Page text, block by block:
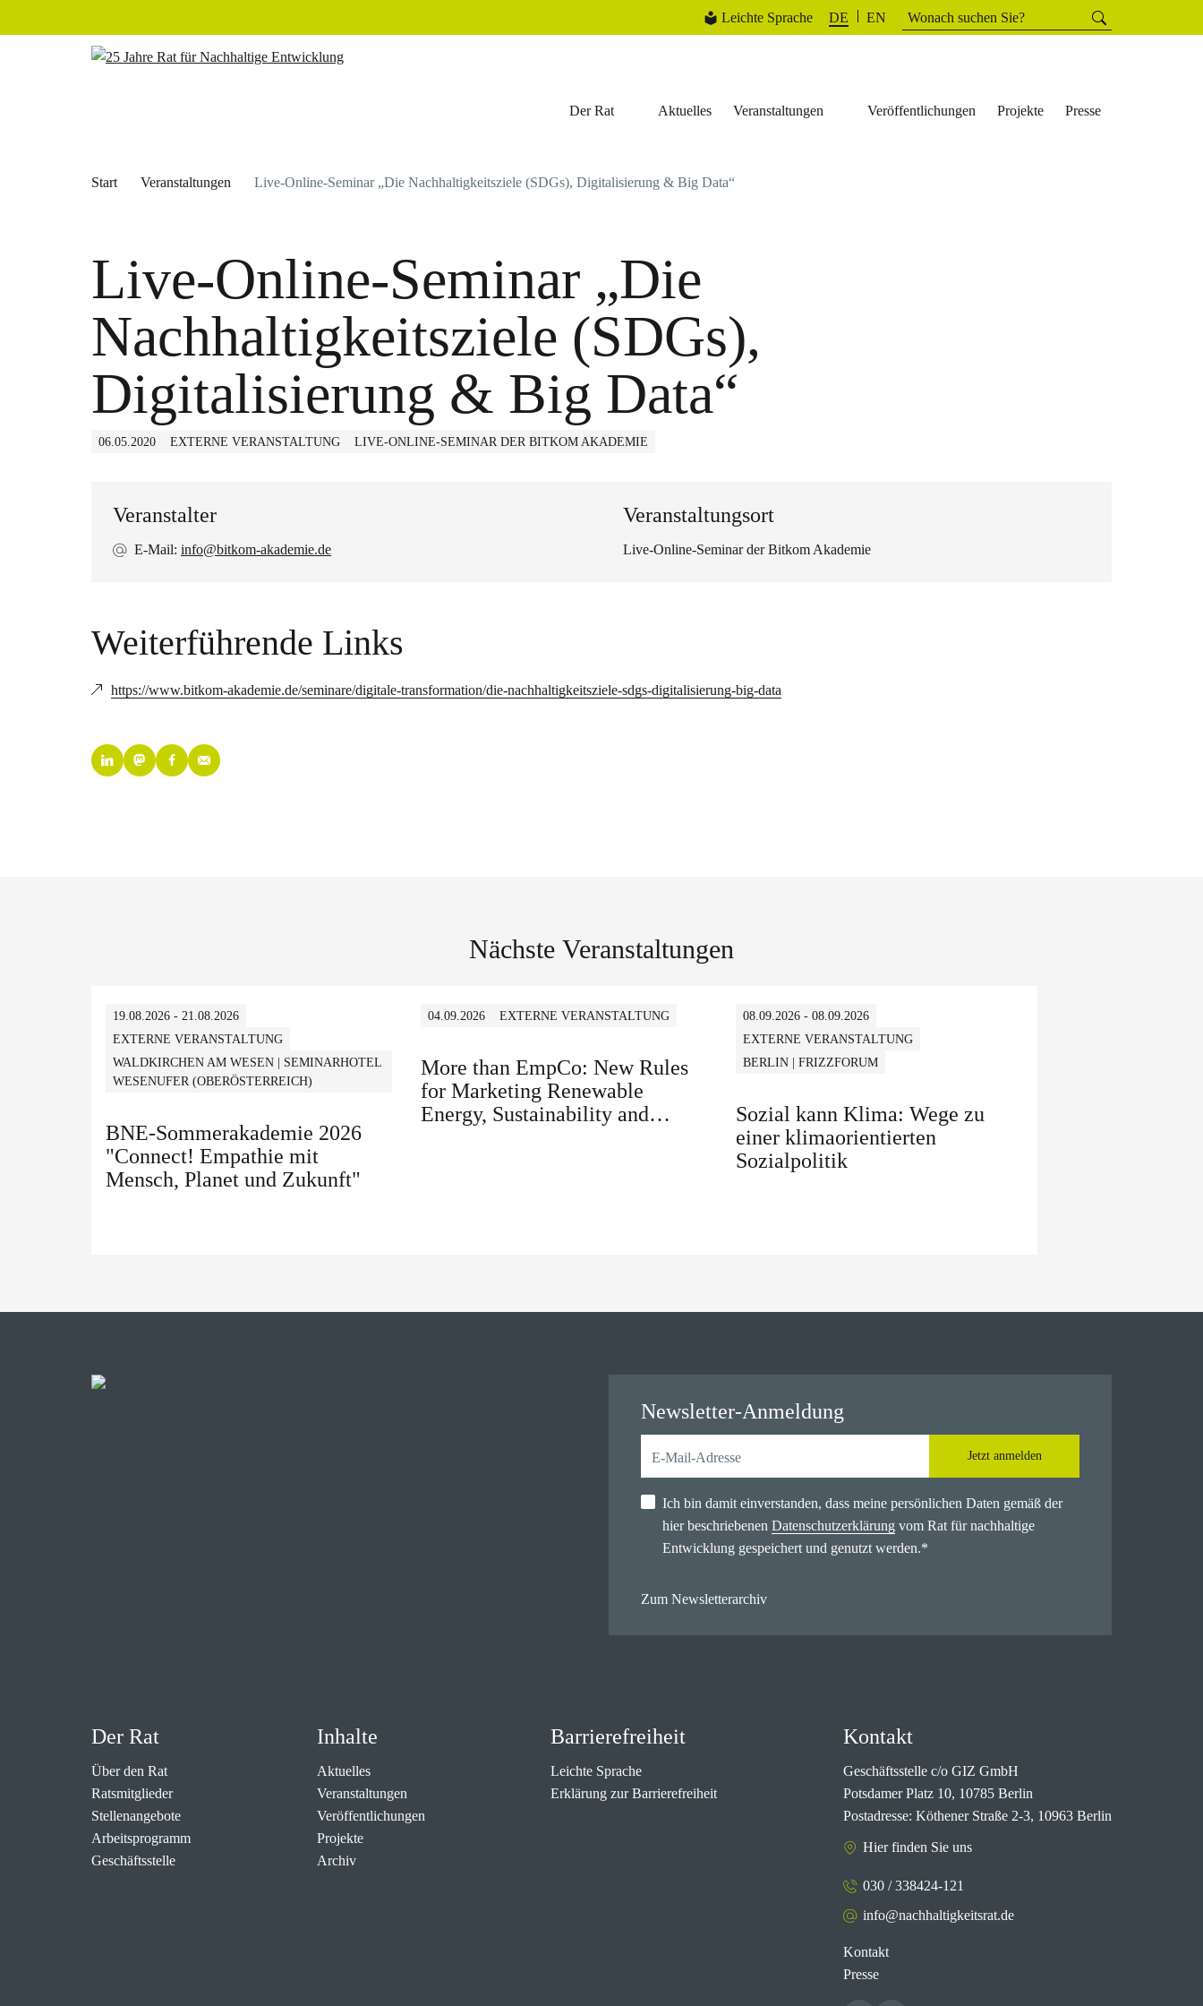
Suchen
nach:
Suchen
DE EN
Leichte Sprache
Der Rat Aktuelles Veranstaltungen Veröffentlichungen Projekte Presse
Start Veranstaltungen Live-Online-Seminar „Die Nachhaltigkeitsziele (SDGs), Digitalisierung & Big Data“
Live-Online-Seminar „Die
Nachhaltigkeitsziele (SDGs),
Digitalisierung & Big Data“
06.05.2020 EXTERNE VERANSTALTUNG LIVE-ONLINE-SEMINAR DER BITKOM AKADEMIE
Veranstalter
E-Mail: info@bitkom-akademie.de
Veranstaltungsort
Live-Online-Seminar der Bitkom Akademie
Weiterführende Links
https://www.bitkom-akademie.de/seminare/digitale-transformation/die-nachhaltigkeitsziele-sdgs-digitalisierung-big-data
Nächste Veranstaltungen
19.08.2026 - 21.08.2026
EXTERNE VERANSTALTUNG
WALDKIRCHEN AM WESEN | SEMINARHOTEL
WESENUFER (OBERÖSTERREICH)
BNE-Sommerakademie 2026
"Connect! Empathie mit
Mensch, Planet und Zukunft"
04.09.2026 EXTERNE VERANSTALTUNG
More than EmpCo: New Rules
for Marketing Renewable
Energy, Sustainability and
08.09.2026 - 08.09.2026
EXTERNE VERANSTALTUNG
BERLIN | FRIZZFORUM
Sozial kann Klima: Wege zu
einer klimaorientierten
Sozialpolitik
Newsletter-Anmeldung
Jetzt anmelden
Ich bin damit einverstanden, dass meine persönlichen Daten gemäß der
hier beschriebenen Datenschutzerklärung vom Rat für nachhaltige
Entwicklung gespeichert und genutzt werden.*
Zum Newsletterarchiv
Der Rat
Über den Rat
Ratsmitglieder
Stellenangebote
Arbeitsprogramm
Geschäftsstelle
Inhalte
Aktuelles
Veranstaltungen
Veröffentlichungen
Projekte
Archiv
Barrierefreiheit
Leichte Sprache
Erklärung zur Barrierefreiheit
Kontakt
Geschäftsstelle c/o GIZ GmbH
Potsdamer Platz 10, 10785 Berlin
Postadresse: Köthener Straße 2-3, 10963 Berlin
Hier finden Sie uns
030 / 338424-121
info@nachhaltigkeitsrat.de
Kontakt
Presse